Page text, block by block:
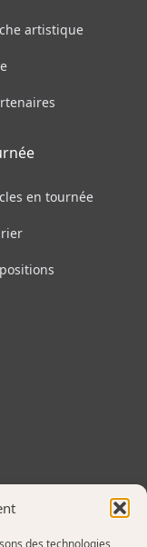
des technologies
artistique
en tournée